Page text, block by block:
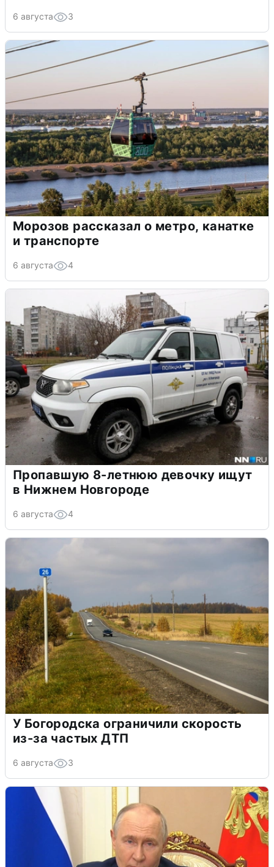
6 августа 3
Морозов рассказал о метро, канатке
и транспорте
6 августа 4
Пропавшую 8-летнюю девочку ищут
в Нижнем Новгороде
6 августа 4
У Богородска ограничили скорость
из-за частых ДТП
6 августа 3